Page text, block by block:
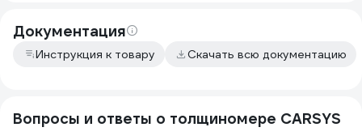
Документация
Инструкция к товару Скачать всю документацию
Вопросы и ответы о толщиномере CARSYS